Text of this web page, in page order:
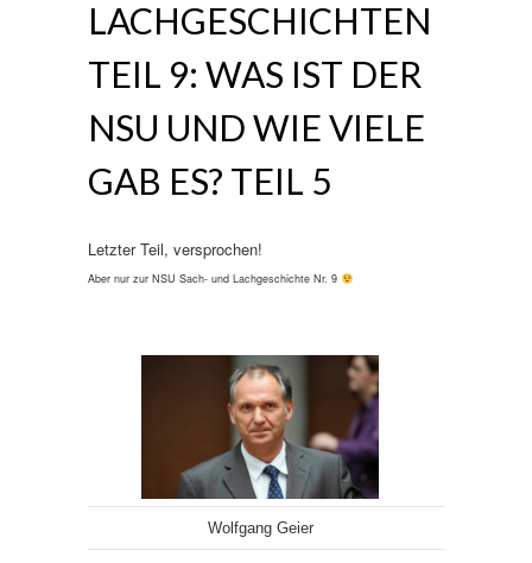
LACHGESCHICHTEN
TEIL 9: WAS IST DER
NSU UND WIE VIELE
GAB ES? TEIL 5
Letzter Teil, versprochen!
Aber nur zur NSU Sach- und Lachgeschichte Nr. 9
Wolfgang Geier